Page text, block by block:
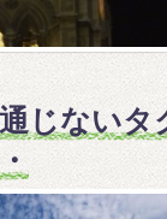
じないタ